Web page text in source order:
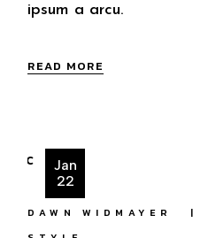
ipsum a arcu.
READ MORE
Jan
22
DAWN WIDMAYER